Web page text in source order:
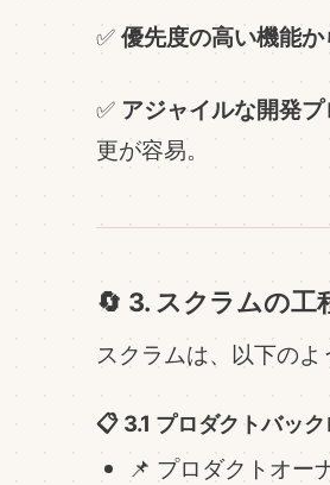
✅ 優先度の高い機能
✅ アジャイルな開発
更が容易。
🔄 3. スクラムの工
スクラムは、以下のよ
📋 3.1 プロダクトバッ
📌 プロダクトオー